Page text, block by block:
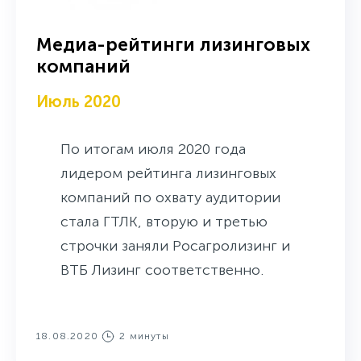
Медиа-рейтинги лизинговых
компаний
Июль 2020
По итогам июля 2020 года
лидером рейтинга лизинговых
компаний по охвату аудитории
стала ГТЛК, вторую и третью
строчки заняли Росагролизинг и
ВТБ Лизинг соответственно.
18.08.2020 2 минуты